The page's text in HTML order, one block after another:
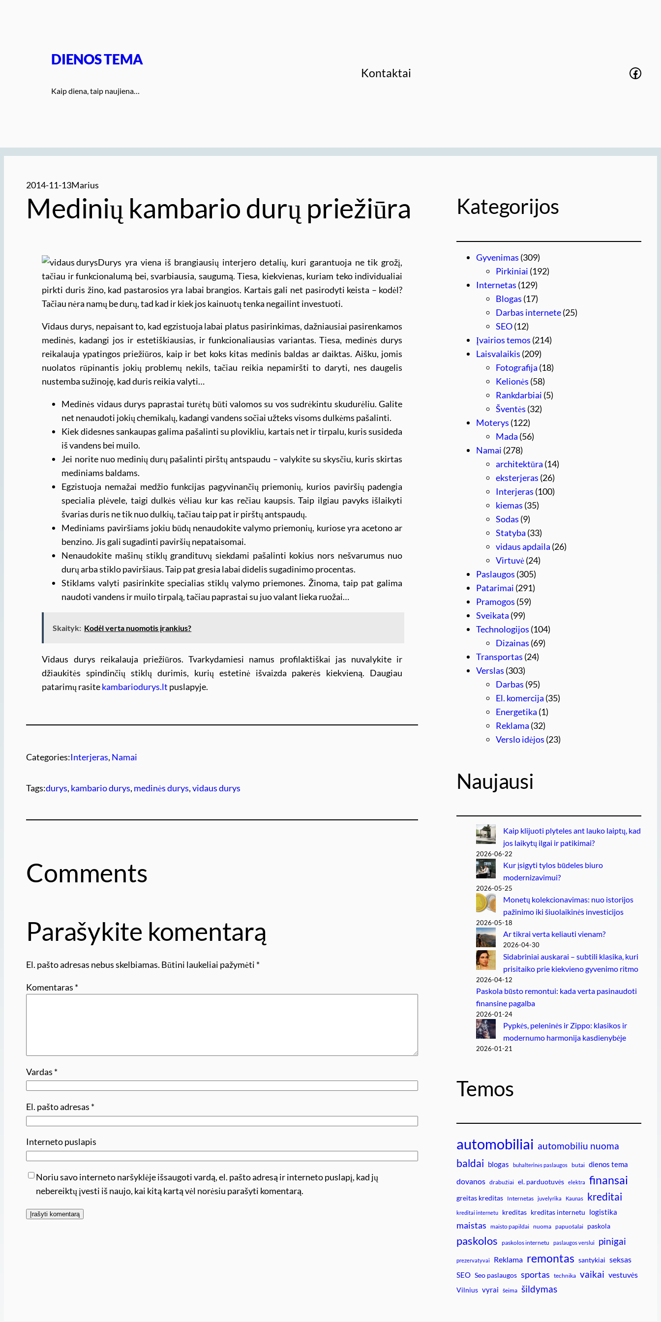
DIENOS TEMA
Kaip diena, taip naujiena…
Kontaktai
2014-11-13Marius
Medinių kambario durų priežiūra
Durys yra viena iš brangiausių interjero detalių, kuri garantuoja ne tik grožį,
tačiau ir funkcionalumą bei, svarbiausia, saugumą. Tiesa, kiekvienas, kuriam teko individualiai
pirkti duris žino, kad pastarosios yra labai brangios. Kartais gali net pasirodyti keista – kodėl?
Tačiau nėra namų be durų, tad kad ir kiek jos kainuotų tenka negailint investuoti.
Vidaus durys, nepaisant to, kad egzistuoja labai platus pasirinkimas, dažniausiai pasirenkamos
medinės, kadangi jos ir estetiškiausias, ir funkcionaliausias variantas. Tiesa, medinės durys
reikalauja ypatingos priežiūros, kaip ir bet koks kitas medinis baldas ar daiktas. Aišku, jomis
nuolatos rūpinantis jokių problemų nekils, tačiau reikia nepamiršti to daryti, nes daugelis
nustemba sužinoję, kad duris reikia valyti…
Medinės vidaus durys paprastai turėtų būti valomos su vos sudrėkintu skudurėliu. Galite
net nenaudoti jokių chemikalų, kadangi vandens sočiai užteks visoms dulkėms pašalinti.
Kiek didesnes sankaupas galima pašalinti su plovikliu, kartais net ir tirpalu, kuris susideda
iš vandens bei muilo.
Jei norite nuo medinių durų pašalinti pirštų antspaudu – valykite su skysčiu, kuris skirtas
mediniams baldams.
Egzistuoja nemažai medžio funkcijas pagyvinančių priemonių, kurios paviršių padengia
specialia plėvele, taigi dulkės vėliau kur kas rečiau kaupsis. Taip ilgiau pavyks išlaikyti
švarias duris ne tik nuo dulkių, tačiau taip pat ir pirštų antspaudų.
Mediniams paviršiams jokiu būdų nenaudokite valymo priemonių, kuriose yra acetono ar
benzino. Jis gali sugadinti paviršių nepataisomai.
Nenaudokite mašinų stiklų grandituvų siekdami pašalinti kokius nors nešvarumus nuo
durų arba stiklo paviršiaus. Taip pat gresia labai didelis sugadinimo procentas.
Stiklams valyti pasirinkite specialias stiklų valymo priemones. Žinoma, taip pat galima
naudoti vandens ir muilo tirpalą, tačiau paprastai su juo valant lieka ruožai…
Skaityk: Kodėl verta nuomotis įrankius?
Vidaus durys reikalauja priežiūros. Tvarkydamiesi namus profilaktiškai jas nuvalykite ir
džiaukitės spindinčių stiklų durimis, kurių estetinė išvaizda pakerės kiekvieną. Daugiau
patarimų rasitekambariodurys.lt puslapyje.
Categories:Interjeras, Namai
Tags:durys, kambario durys, medinės durys, vidaus durys
Comments
Parašykite komentarą
El. pašto adresas nebus skelbiamas. Būtini laukeliai pažymėti *
Komentaras *
Vardas *
El. pašto adresas *
Interneto puslapis
Noriu savo interneto naršyklėje išsaugoti vardą, el. pašto adresą ir interneto puslapį, kad jų
nebereiktų įvesti iš naujo, kai kitą kartą vėl norėsiu parašyti komentarą.
Kategorijos
Gyvenimas (309)
Pirkiniai (192)
Internetas (129)
Blogas (17)
Darbas internete(25)
SEO(12)
Įvairios temos (214)
Laisvalaikis (209)
Fotografija (18)
Kelionės (58)
Rankdarbiai (5)
Šventės (32)
Moterys (122)
Mada (56)
Namai (278)
architektūra (14)
eksterjeras (26)
Interjeras (100)
kiemas (35)
Sodas (9)
Statyba (33)
vidaus apdaila (26)
Virtuvė(24)
Paslaugos (305)
Patarimai (291)
Pramogos (59)
Sveikata (99)
Technologijos (104)
Dizainas (69)
Transportas (24)
Verslas (303)
Darbas (95)
El. komercija (35)
Energetika (1)
Reklama (32)
Verslo idėjos (23)
Naujausi
Kaip klijuoti plyteles ant lauko laiptų, kad
jos laikytų ilgai ir patikimai?
2026-06-22
Kur įsigyti tylos būdeles biuro
modernizavimui?
2026-05-25
Monetų kolekcionavimas: nuo istorijos
pažinimo iki šiuolaikinės investicijos
2026-05-18
Ar tikrai verta keliauti vienam?
2026-04-30
Sidabriniai auskarai – subtili klasika, kuri
prisitaiko prie kiekvieno gyvenimo ritmo
2026-04-12
Paskola būsto remontui: kada verta pasinaudoti
finansine pagalba
2026-01-24
Pypkės, peleninės ir Zippo: klasikos ir
modernumo harmonija kasdienybėje
2026-01-21
Temos
automobiliai automobiliu nuoma
baldai blogas buhalterinės paslaugos butai dienos tema
dovanos drabužiai el. parduotuvės elektra finansai
greitas kreditas Internetas juvelyrika Kaunas kreditai
kreditai internetu kreditas kreditas internetu logistika
maistas maisto papildai nuoma papuošalai paskola
paskolos paskolos internetu paslaugos verslui pinigai
prezervatyvai Reklama remontas santykiai seksas
SEO Seo paslaugos sportas technika vaikai vestuvės
Vilnius vyrai šeima šildymas